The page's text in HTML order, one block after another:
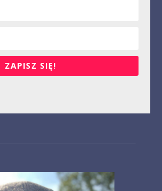
ZAPISZ SIĘ!